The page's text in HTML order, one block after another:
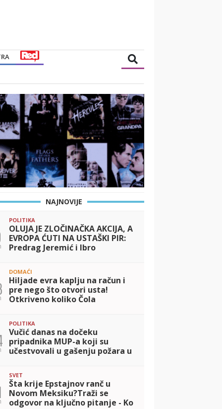
NAJNOVIJE
POLITIKA
OLUJA JE ZLOČINAČKA AKCIJA, A
EVROPA ĆUTI NA USTAŠKI PIR:
Predrag Jeremić i Ibro
licemerju u regionu
DOMAĆI
Hiljade evra kaplju na račun i
pre nego što otvori usta!
Otkriveno koliko Čola
POLITIKA
Vučić danas na dočeku
pripadnika MUP-a koji su
učestvovali u gašenju požara u
SVET
Šta krije Epstajnov ranč u
Novom Meksiku?Traži se
odgovor na ključno pitanje - Ko